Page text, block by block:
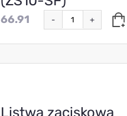
66.91 - +
Listwa zaciskowa